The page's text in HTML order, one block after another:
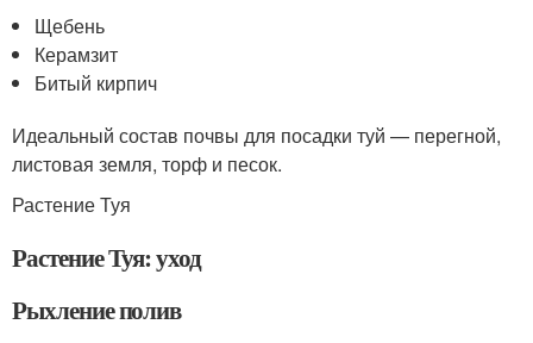
Щебень
Керамзит
Битый кирпич
Идеальный состав почвы для посадки туй — перегной,
листовая земля, торф и песок.
Растение Туя
Растение Туя: уход
Рыхление полив